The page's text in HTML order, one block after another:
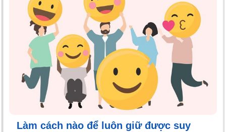
Làm cách nào để luôn giữ được suy